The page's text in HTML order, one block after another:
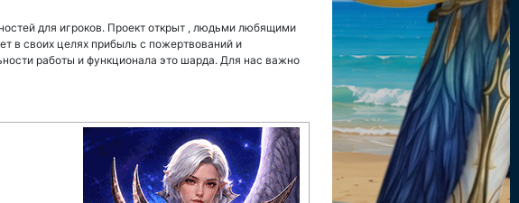
для игроков. Проект открыт , людьми любящими
в своих целях прибыль с пожертвований и
работы и функционала это шарда. Для нас важно